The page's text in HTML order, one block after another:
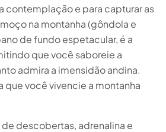
contemplação e para capturar as
na montanha (gôndola e
de fundo espetacular, é a
que você saboreie a
admira a imensidão andina.
que você vivencie a montanha
descobertas, adrenalina e
virtual da Escapada Tours
26 anos no ramo do Turismo e